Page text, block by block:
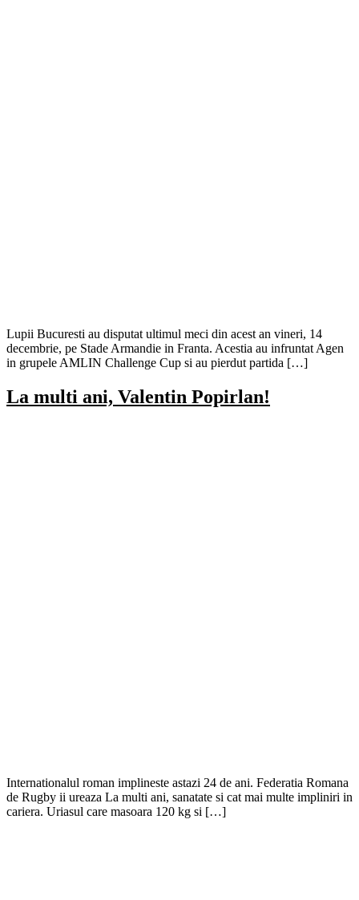
Lupii Bucuresti au disputat ultimul meci din acest an vineri, 14
decembrie, pe Stade Armandie in Franta. Acestia au infruntat Agen
in grupele AMLIN Challenge Cup si au pierdut partida […]
La multi ani, Valentin Popirlan!
Internationalul roman implineste astazi 24 de ani. Federatia Romana
de Rugby ii ureaza La multi ani, sanatate si cat mai multe impliniri in
cariera. Uriasul care masoara 120 kg si […]